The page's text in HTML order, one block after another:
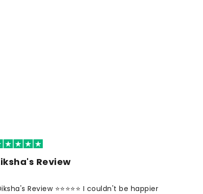
Review
Review ⭐⭐⭐⭐⭐ I couldn't be happier